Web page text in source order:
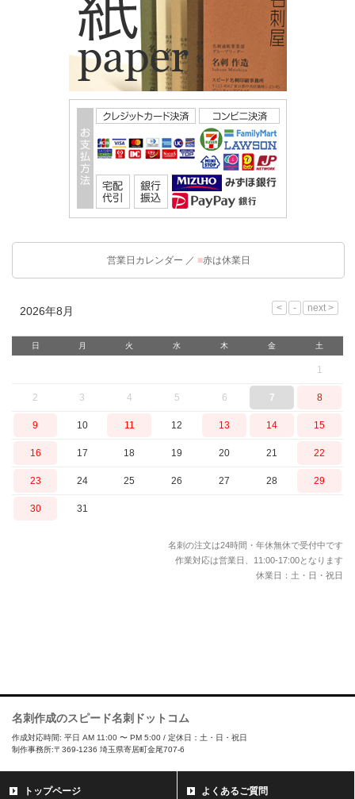
営業日カレンダー ／ ■赤は休業日
2026年8月
日 月 火 水 木 金 土
1
2 3 4 5 6 7 8
9 10 11 12 13 14 15
16 17 18 19 20 21 22
23 24 25 26 27 28 29
30 31
名刺の注文は24時間・年休無休で受付中です
作業対応は営業日、11:00-17:00となります
休業日：土・日・祝日
名刺作成のスピード名刺ドットコム
作成対応時間: 平日 AM 11:00 〜 PM 5:00 / 定休日：土・日・祝日
制作事務所:〒369-1236 埼玉県寄居町金尾707-6
トップページ よくあるご質問